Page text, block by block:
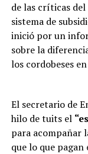
de las críticas
sistema de
inició por un
sobre la
los cordobeses
El secretario de
hilo de tuits el
para acompañar
que lo que